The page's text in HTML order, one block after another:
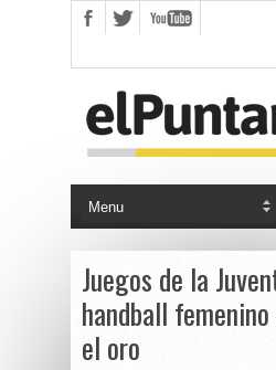
Juegos de la
handball
el oro